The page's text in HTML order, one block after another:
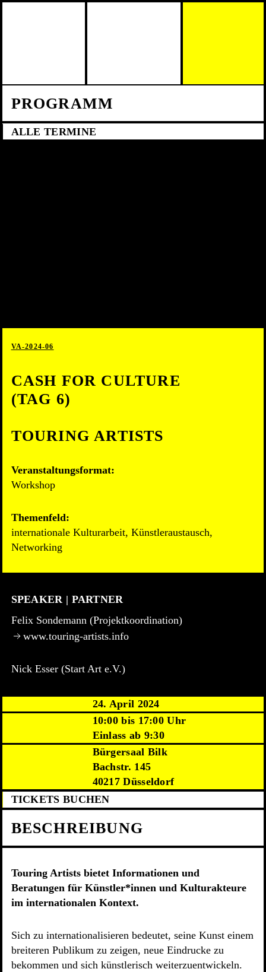
PROGRAMM
ALLE TERMINE
VA-2024-06
CASH FOR CULTURE
(TAG 6)
TOURING ARTISTS
Veranstaltungsformat:
Workshop
Themenfeld:
internationale Kulturarbeit, Künstleraustausch,
Networking
SPEAKER | PARTNER
Felix Sondemann (Projektkoordination)
www.touring-artists.info
Nick Esser (Start Art e.V.)
24. April 2024
10:00 bis 17:00 Uhr
Einlass ab 9:30
Bürgersaal Bilk
Bachstr. 145
40217 Düsseldorf
TICKETS BUCHEN
BESCHREIBUNG
Touring Artists bietet Informationen und
Beratungen für Künstler*innen und Kulturakteure
im internationalen Kontext.
Sich zu internationalisieren bedeutet, seine Kunst einem
breiteren Publikum zu zeigen, neue Eindrucke zu
bekommen und sich künstlerisch weiterzuentwickeln.